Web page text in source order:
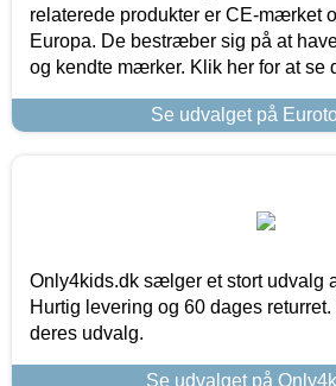
relaterede produkter er CE-mærket
Europa. De bestræber sig på at
og kendte mærker. Klik her for at se
Se udvalget på
Only4kids.dk sælger et stort udvalg
Hurtig levering og 60 dages
deres udvalg.
Se udvalget på